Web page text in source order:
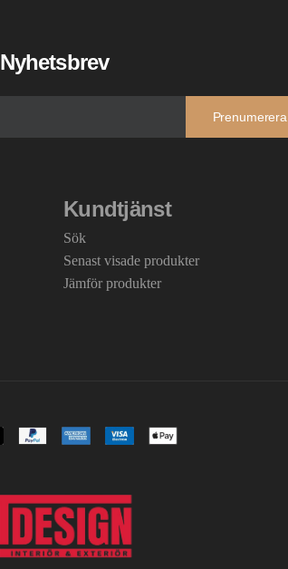
Nyhetsbrev
Prenumerera
Kundtjänst
Sök
Senast visade produkter
Jämför produkter